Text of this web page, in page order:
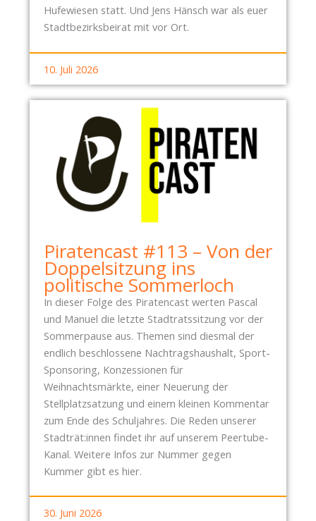
Hufewiesen statt. Und Jens Hänsch war als euer
Stadtbezirksbeirat mit vor Ort.
10. Juli 2026
Piratencast #113 – Von der
Doppelsitzung ins
politische Sommerloch
In dieser Folge des Piratencast werten Pascal
und Manuel die letzte Stadtratssitzung vor der
Sommerpause aus. Themen sind diesmal der
endlich beschlossene Nachtragshaushalt, Sport-
Sponsoring, Konzessionen für
Weihnachtsmärkte, einer Neuerung der
Stellplatzsatzung und einem kleinen Kommentar
zum Ende des Schuljahres. Die Reden unserer
Stadträt:innen findet ihr auf unserem Peertube-
Kanal. Weitere Infos zur Nummer gegen
Kummer gibt es hier.
30. Juni 2026